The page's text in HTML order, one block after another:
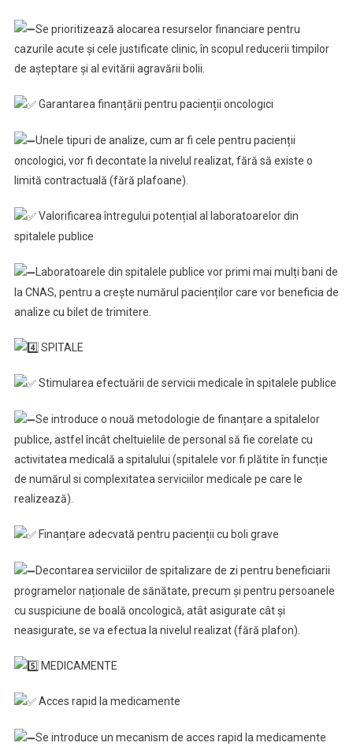
Se prioritizează alocarea resurselor financiare pentru
cazurile acute și cele justificate clinic, în scopul reducerii timpilor
de așteptare și al evitării agravării bolii.
Garantarea finanțării pentru pacienții oncologici
Unele tipuri de analize, cum ar fi cele pentru pacienții
oncologici, vor fi decontate la nivelul realizat, fără să existe o
limită contractuală (fără plafoane).
Valorificarea întregului potențial al laboratoarelor din
spitalele publice
Laboratoarele din spitalele publice vor primi mai mulți bani de
la CNAS, pentru a crește numărul pacienților care vor beneficia de
analize cu bilet de trimitere.
SPITALE
Stimularea efectuării de servicii medicale în spitalele publice
Se introduce o nouă metodologie de finanțare a spitalelor
publice, astfel încât cheltuielile de personal să fie corelate cu
activitatea medicală a spitalului (spitalele vor fi plătite în funcție
de numărul si complexitatea serviciilor medicale pe care le
realizează).
Finanțare adecvată pentru pacienții cu boli grave
Decontarea serviciilor de spitalizare de zi pentru beneficiarii
programelor naționale de sănătate, precum și pentru persoanele
cu suspiciune de boală oncologică, atât asigurate cât și
neasigurate, se va efectua la nivelul realizat (fără plafon).
MEDICAMENTE
Acces rapid la medicamente
Se introduce un mecanism de acces rapid la medicamente